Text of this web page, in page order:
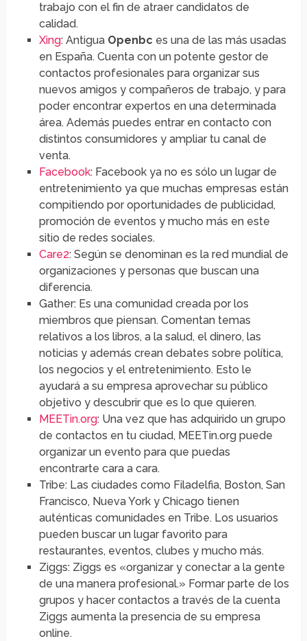
trabajo con el fin de atraer candidatos de
calidad.
Xing: Antigua Openbc es una de las más usadas
en España. Cuenta con un potente gestor de
contactos profesionales para organizar sus
nuevos amigos y compañeros de trabajo, y para
poder encontrar expertos en una determinada
área. Además puedes entrar en contacto con
distintos consumidores y ampliar tu canal de
venta.
Facebook: Facebook ya no es sólo un lugar de
entretenimiento ya que muchas empresas están
compitiendo por oportunidades de publicidad,
promoción de eventos y mucho más en este
sitio de redes sociales.
Care2: Según se denominan es la red mundial de
organizaciones y personas que buscan una
diferencia.
Gather: Es una comunidad creada por los
miembros que piensan. Comentan temas
relativos a los libros, a la salud, el dinero, las
noticias y además crean debates sobre política,
los negocios y el entretenimiento. Esto le
ayudará a su empresa aprovechar su público
objetivo y descubrir que es lo que quieren.
MEETin.org: Una vez que has adquirido un grupo
de contactos en tu ciudad, MEETin.org puede
organizar un evento para que puedas
encontrarte cara a cara.
Tribe: Las ciudades como Filadelfia, Boston, San
Francisco, Nueva York y Chicago tienen
auténticas comunidades en Tribe. Los usuarios
pueden buscar un lugar favorito para
restaurantes, eventos, clubes y mucho más.
Ziggs: Ziggs es «organizar y conectar a la gente
de una manera profesional.» Formar parte de los
grupos y hacer contactos a través de la cuenta
Ziggs aumenta la presencia de su empresa
online.